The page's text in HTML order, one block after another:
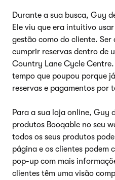
Durante a sua busca, Guy
Ele viu que era intuitivo
gestão como do cliente. Ser
cumprir reservas dentro de
Country Lane Cycle
tempo que poupou porque
reservas e pagamentos por
Para a sua loja online, Guy
produtos Booqable no seu
todos os seus produtos
página e os clientes podem
pop-up com mais
clientes têm uma visão